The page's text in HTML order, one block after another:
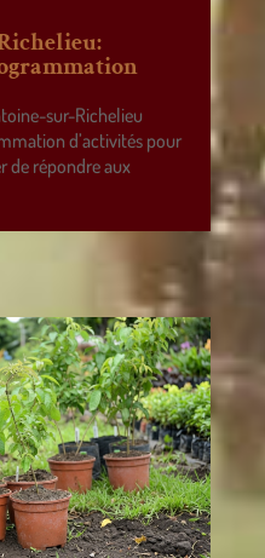
sur-Richelieu
d’activités pour
de répondre aux